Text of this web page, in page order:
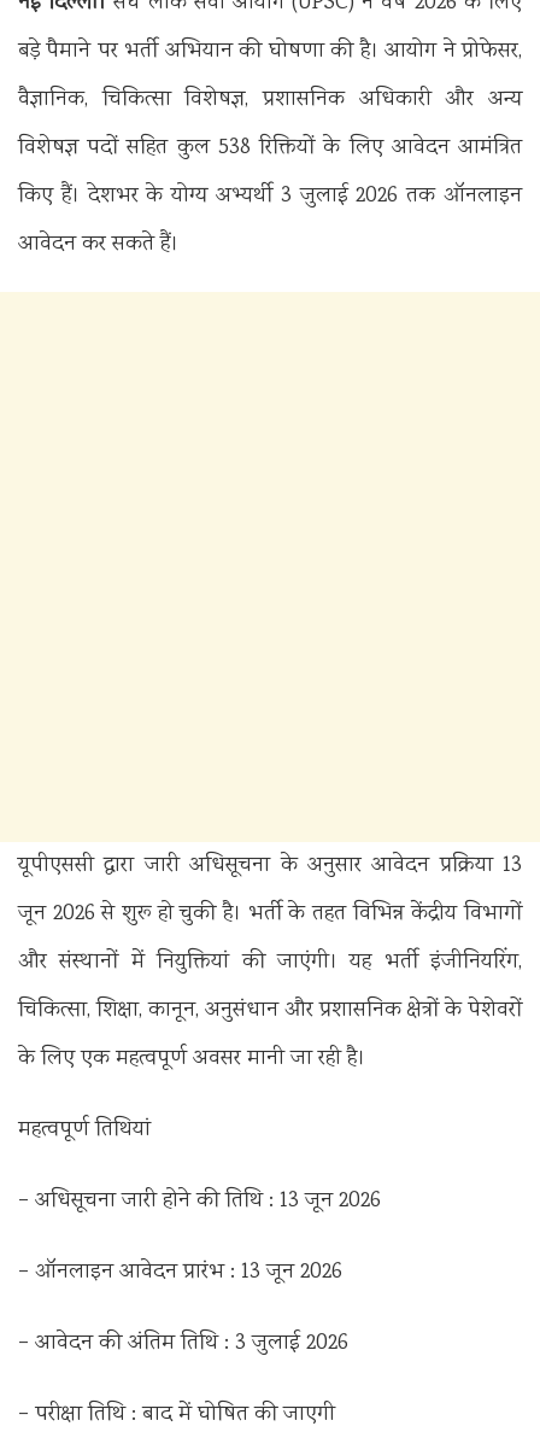
बड़े पैमाने पर भर्ती अभियान की घोषणा की है। आयोग ने प्रोफेसर,
वैज्ञानिक, चिकित्सा विशेषज्ञ, प्रशासनिक अधिकारी और अन्य
विशेषज्ञ पदों सहित कुल 538 रिक्तियों के लिए आवेदन आमंत्रित
किए हैं। देशभर के योग्य अभ्यर्थी 3 जुलाई 2026 तक ऑनलाइन
आवेदन कर सकते हैं।
यूपीएससी द्वारा जारी अधिसूचना के अनुसार आवेदन प्रक्रिया 13
जून 2026 से शुरू हो चुकी है। भर्ती के तहत विभिन्न केंद्रीय विभागों
और संस्थानों में नियुक्तियां की जाएंगी। यह भर्ती इंजीनियरिंग,
चिकित्सा, शिक्षा, कानून, अनुसंधान और प्रशासनिक क्षेत्रों के पेशेवरों
के लिए एक महत्वपूर्ण अवसर मानी जा रही है।
महत्वपूर्ण तिथियां
– अधिसूचना जारी होने की तिथि : 13 जून 2026
– ऑनलाइन आवेदन प्रारंभ : 13 जून 2026
– आवेदन की अंतिम तिथि : 3 जुलाई 2026
– परीक्षा तिथि : बाद में घोषित की जाएगी